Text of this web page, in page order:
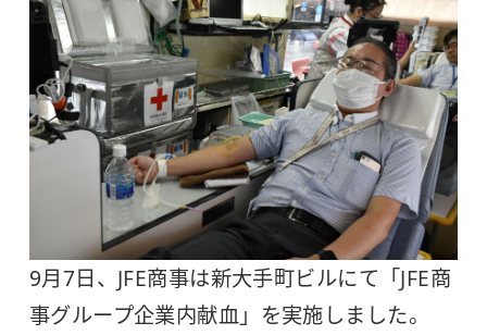
9月7日、JFE商事は新大手町ビルにて「JFE商
事グループ企業内献血」を実施しました。